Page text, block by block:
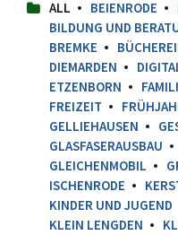
ALL BEIENRODE
BILDUNG UND
BREMKE
DIEMARDEN
ETZENBORN
FREIZEIT
GELLIEHAUSEN
GLASFASERAUSBAU
GLEICHENMOBIL
ISCHENRODE
KINDER UND JUGEND
KLEIN LENGDEN